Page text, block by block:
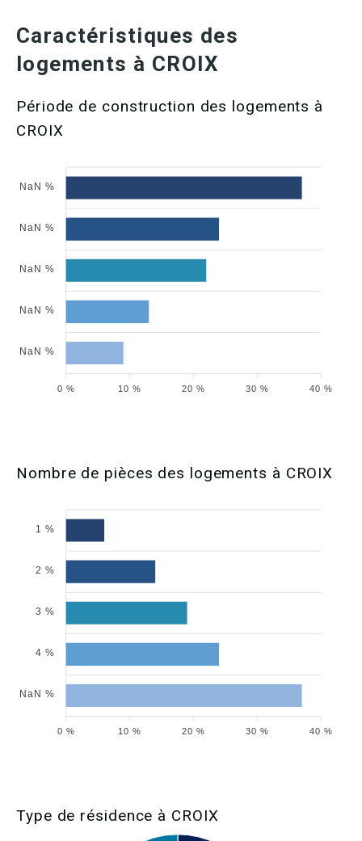
Caractéristiques des
logements à CROIX
Période de construction des logements à
CROIX
NaN %
NaN %
NaN %
NaN %
NaN %
40 %
30 %
20 %
10 %
0 %
Nombre de pièces des logements à CROIX
1 %
2 %
3 %
4 %
NaN %
40 %
30 %
20 %
10 %
0 %
Type de résidence à CROIX